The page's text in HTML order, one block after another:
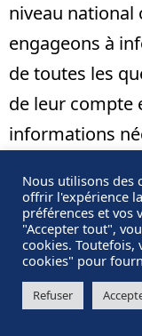
niveau national
engageons à
de toutes les
de leur compte
informations
Aucune
l’utilisateur du
publiée à l’insu
transférée,
Nous utilisons des
offrir l'expérience
préférences et vos
"Accepter tout",
cookies. Toutefois,
cookies" pour
Refuser